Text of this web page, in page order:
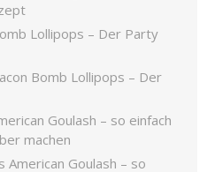
Lollipops – Der Party
Bomb Lollipops – Der
Goulash – so einfach
machen
American Goulash – so